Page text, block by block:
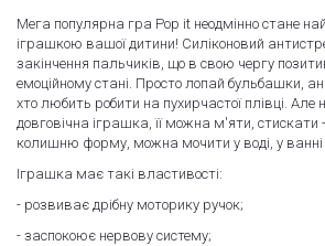
Мега популярна гра Pop it неодмінно стане
іграшкою вашої дитини! Силіконовий
закінчення пальчиків, що в свою чергу
емоційному стані. Просто лопай бульбашки,
хто любить робити на пухирчастої плівці. Але
довговічна іграшка, її можна м'яти,
колишню форму, можна мочити у воді, у ванні
Іграшка має такі властивості:
- розвиває дрібну моторику ручок;
- заспокоює нервову систему;